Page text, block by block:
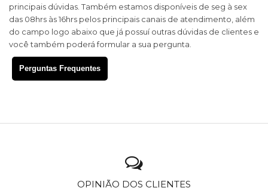
principais dúvidas. Também estamos disponíveis de seg à sex
das 08hrs às 16hrs pelos principais canais de atendimento, além
do campo logo abaixo que já possuí outras dúvidas de clientes e
você também poderá formular a sua pergunta.
Perguntas Frequentes
OPINIÃO DOS CLIENTES